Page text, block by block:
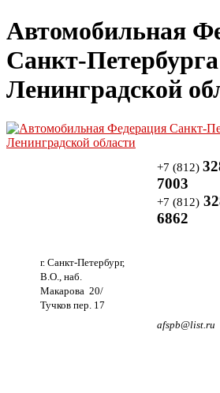
Автомобильная
Санкт-
Ленинградской
г. Санкт-Петербург,
В.О., наб.
Макарова 20/
Тучков пер. 17
+7 (812)
7003
+7 (812)
6862
afspb@list.ru